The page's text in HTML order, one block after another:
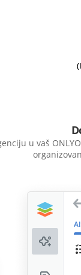
u vaš